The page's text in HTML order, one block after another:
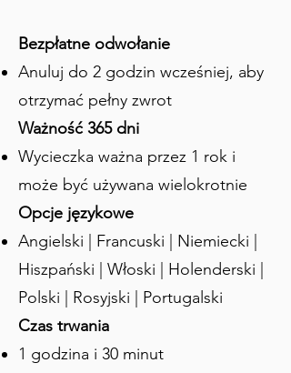
i czyniło ją praktycznie nieosiągalną dla
wrogów bez wcześniejszego wykrycia.
Lovrijenac była przede wszystkim
zbudowana, aby bronić Dubrownika
przed atakami Wenecjan, którzy byli
głównymi rywalami miasta w
średniowieczu. Wenecjanie od dawna
pożądali strategicznego położenia i
bogactwa Dubrownika, często
próbując zdobyć miasto. Istnieje znana
historia o budowie Twierdzy Lovrijenac.
Historia mówi, że Wenecja chciała
rozszerzyć swoje wpływy w tym regionie
i zdecydowała się zbudować fort w tym
strategicznym miejscu. Szpiedzy
Bezpłatne odwołanie
Anuluj do 2 godzin wcześniej, aby
otrzymać pełny zwrot
Ważność 365 dni
Wycieczka ważna przez 1 rok i
może być używana wielokrotnie
Opcje językowe
Angielski | Francuski | Niemiecki |
Hiszpański | Włoski | Holenderski |
Polski | Rosyjski | Portugalski
Czas trwania
1 godzina i 30 minut